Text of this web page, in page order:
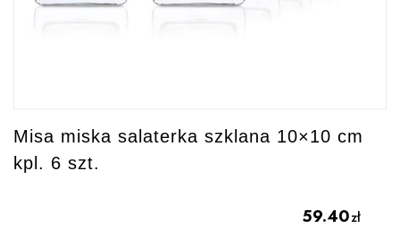
Misa miska salaterka szklana 10×10 cm
kpl. 6 szt.
59.40zł